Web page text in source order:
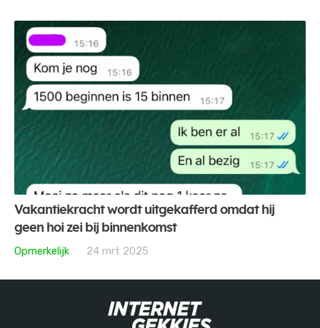
Vakantiekracht wordt uitgekafferd omdat hij
geen hoi zei bij binnenkomst
Opmerkelijk
24 mrt 2025